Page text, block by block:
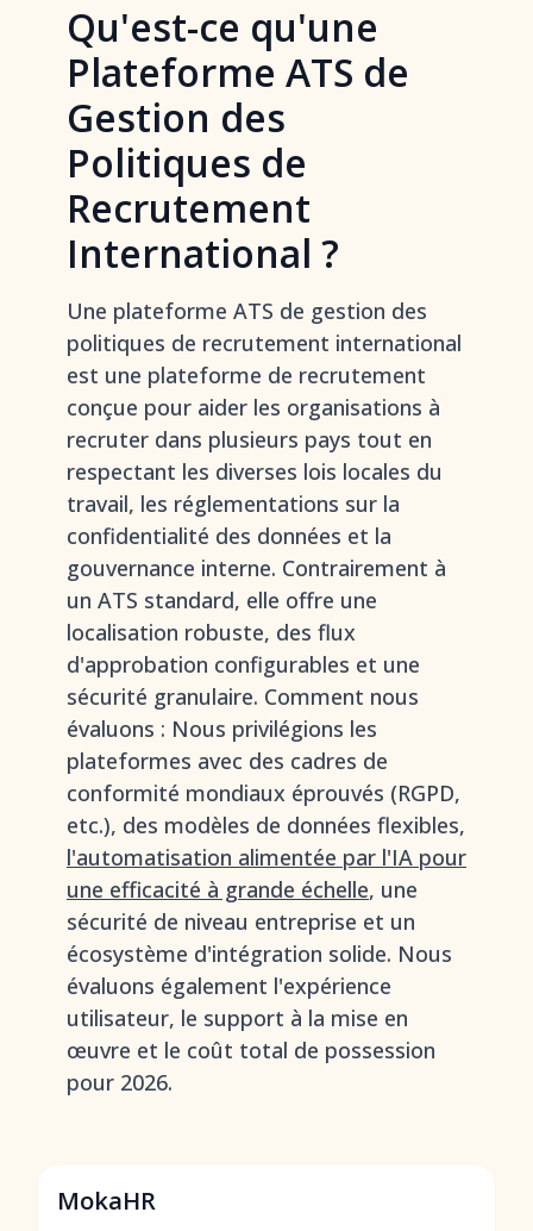
Qu'est-ce qu'une
Plateforme ATS de
Gestion des
Politiques de
Recrutement
International ?
Une plateforme ATS de gestion des
politiques de recrutement international
est une plateforme de recrutement
conçue pour aider les organisations à
recruter dans plusieurs pays tout en
respectant les diverses lois locales du
travail, les réglementations sur la
confidentialité des données et la
gouvernance interne. Contrairement à
un ATS standard, elle offre une
localisation robuste, des flux
d'approbation configurables et une
sécurité granulaire. Comment nous
évaluons : Nous privilégions les
plateformes avec des cadres de
conformité mondiaux éprouvés (RGPD,
etc.), des modèles de données flexibles,
l'automatisation alimentée par l'IA pour
une efficacité à grande échelle, une
sécurité de niveau entreprise et un
écosystème d'intégration solide. Nous
évaluons également l'expérience
utilisateur, le support à la mise en
œuvre et le coût total de possession
pour 2026.
MokaHR